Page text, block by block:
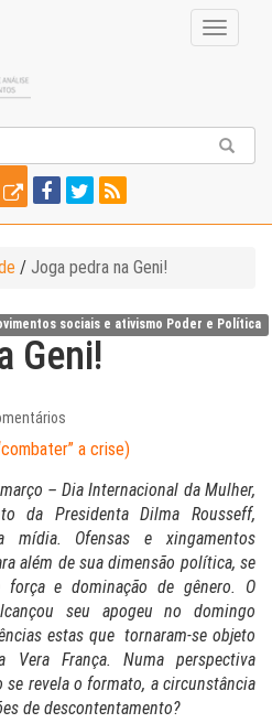
Toggle
/ Joga pedra na Geni!
sociais e ativismo Poder e Política
Geni!
a crise)
– Dia Internacional da Mulher,
da Presidenta Dilma Rousseff,
mídia. Ofensas e xingamentos
além de sua dimensão política, se
força e dominação de gênero. O
seu apogeu no domingo
estas que tornaram-se objeto
Vera França. Numa perspectiva
revela o formato, a circunstância
de descontentamento?